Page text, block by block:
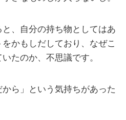
、自分の持ち物としてはあ
かもしだしており、なぜこ
たのか、不思議です。
ら」という気持ちがあった